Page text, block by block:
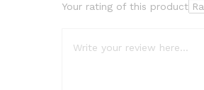
Your rating of this product